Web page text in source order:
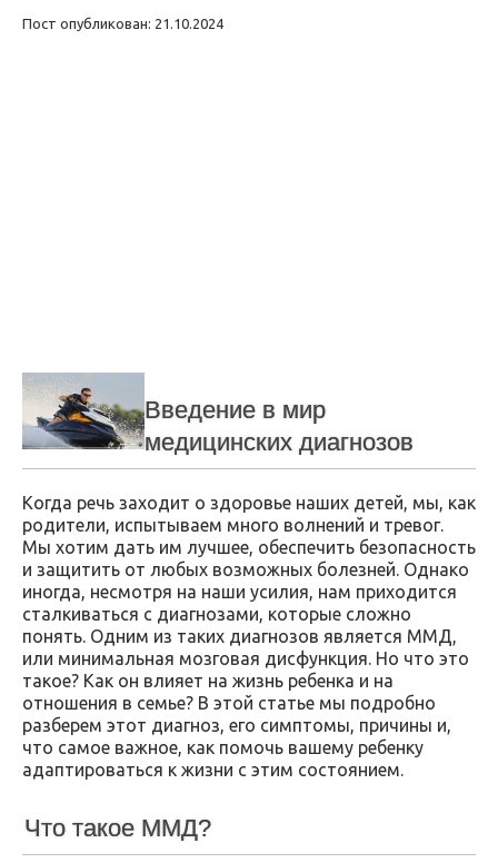
Пост опубликован: 21.10.2024
Введение в мир
медицинских диагнозов
Когда речь заходит о здоровье наших детей, мы, как
родители, испытываем много волнений и тревог.
Мы хотим дать им лучшее, обеспечить безопасность
и защитить от любых возможных болезней. Однако
иногда, несмотря на наши усилия, нам приходится
сталкиваться с диагнозами, которые сложно
понять. Одним из таких диагнозов является ММД,
или минимальная мозговая дисфункция. Но что это
такое? Как он влияет на жизнь ребенка и на
отношения в семье? В этой статье мы подробно
разберем этот диагноз, его симптомы, причины и,
что самое важное, как помочь вашему ребенку
адаптироваться к жизни с этим состоянием.
Что такое ММД?